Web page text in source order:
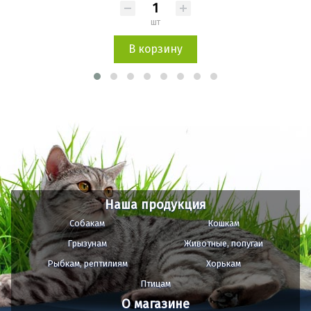
шт
В корзину
Наша продукция
Собакам
Кошкам
Грызунам
Животные, попугаи
Рыбкам, рептилиям
Хорькам
Птицам
О магазине